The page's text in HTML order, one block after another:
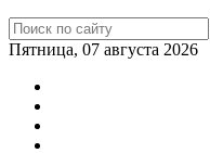
Пятница, 07 августа 2026